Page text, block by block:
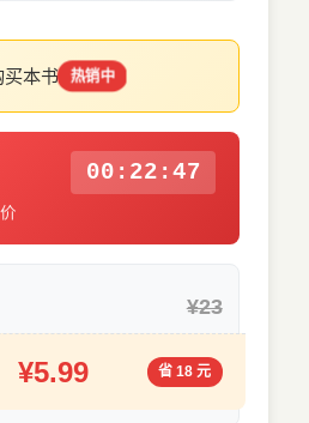
买本书 热销中
00:22:47
¥23
¥5.99 省 18 元